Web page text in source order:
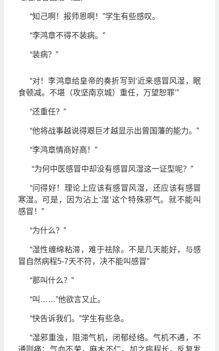
“知己啊！报师恩啊！”学生有些感叹。
“李鸿章不得不装病。”
“装病？”
“对！李鸿章给皇帝的奏折写到‘近来感冒风湿，眠
食顿减。不堪（攻坚南京城）重任，万望恕罪’”
“还重任？”
“他将战事越说得艰巨才越显示出曾国藩的能力。”
“李鸿章情商好高！”
“为何中医感冒中却没有感冒风湿这一证型呢？”
“问得好！理论上应该有感冒风湿，还应该有感冒
寒湿。可是，因为沾上‘湿’这个特殊邪气。就不能叫
感冒！”
“为什么？”
“湿性缠绵粘滞，难于祛除。不是几天能好，与感
冒自然病程5-7天不符，决不能叫感冒”
“那叫什么？”
“叫……”他欲言又止。
“快告诉我们。”学生有些急。
“湿邪重浊，阻滞气机，闭郁经络。气机不通，不
通则痛；气血不荣，麻木不仁。加之病程长，反复发